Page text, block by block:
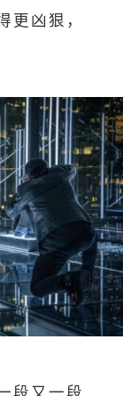
凶狠，
段又一段